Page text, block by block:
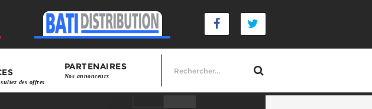
des offres
PARTENAIRES
Nos annonceurs